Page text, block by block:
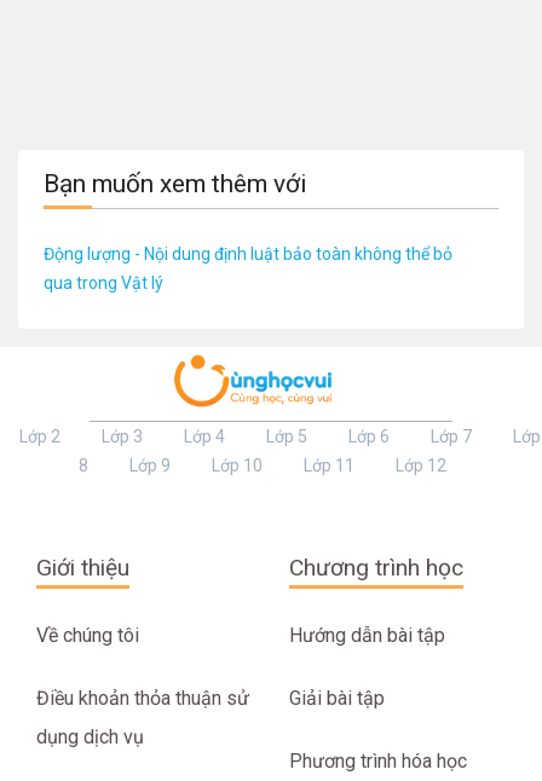
Bạn muốn xem thêm với
Động lượng - Nội dung định luật bảo toàn không thể bỏ
qua trong Vật lý
Lớp 2 Lớp 3 Lớp 4 Lớp 5 Lớp 6 Lớp 7
Lớp
8
Lớp 9 Lớp 10 Lớp 11 Lớp 12
Giới thiệu
Về chúng tôi
Điều khoản thỏa thuận sử
dụng dịch vụ
Chương trình học
Hướng dẫn bài tập
Giải bài tập
Phương trình hóa học